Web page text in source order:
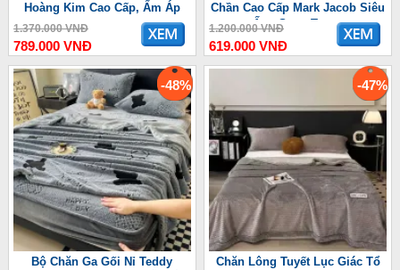
Hoàng Kim Cao Cấp, Ấm Áp
1.370.000 VNĐ
789.000 VNĐ
Chần Cao Cấp Mark Jacob Siêu
Ấm, Sang Trọng
1.200.000 VNĐ
619.000 VNĐ
-48%
Bộ Chăn Ga Gối Nỉ Teddy
-47%
Chăn Lông Tuyết Lục Giác Tổ